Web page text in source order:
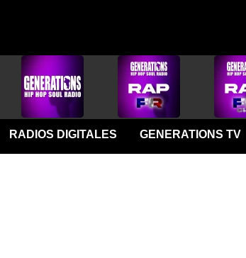
RADIOS DIGITALES GENERATIONS TV